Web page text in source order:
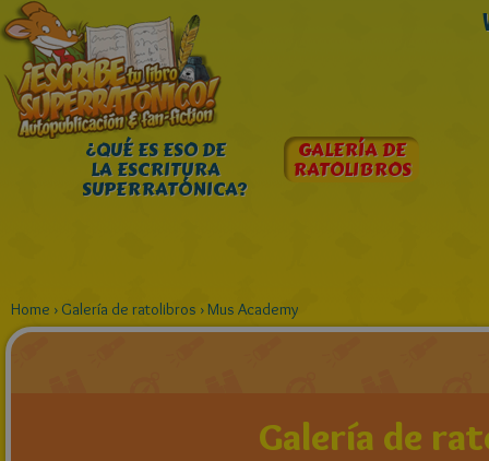
¿QUÉ ES ESO DE
LA ESCRITURA
SUPERRATÓNICA?
GALERÍA DE
RATOLIBROS
Home › Galería de ratolibros ›Mus Academy
Galería de